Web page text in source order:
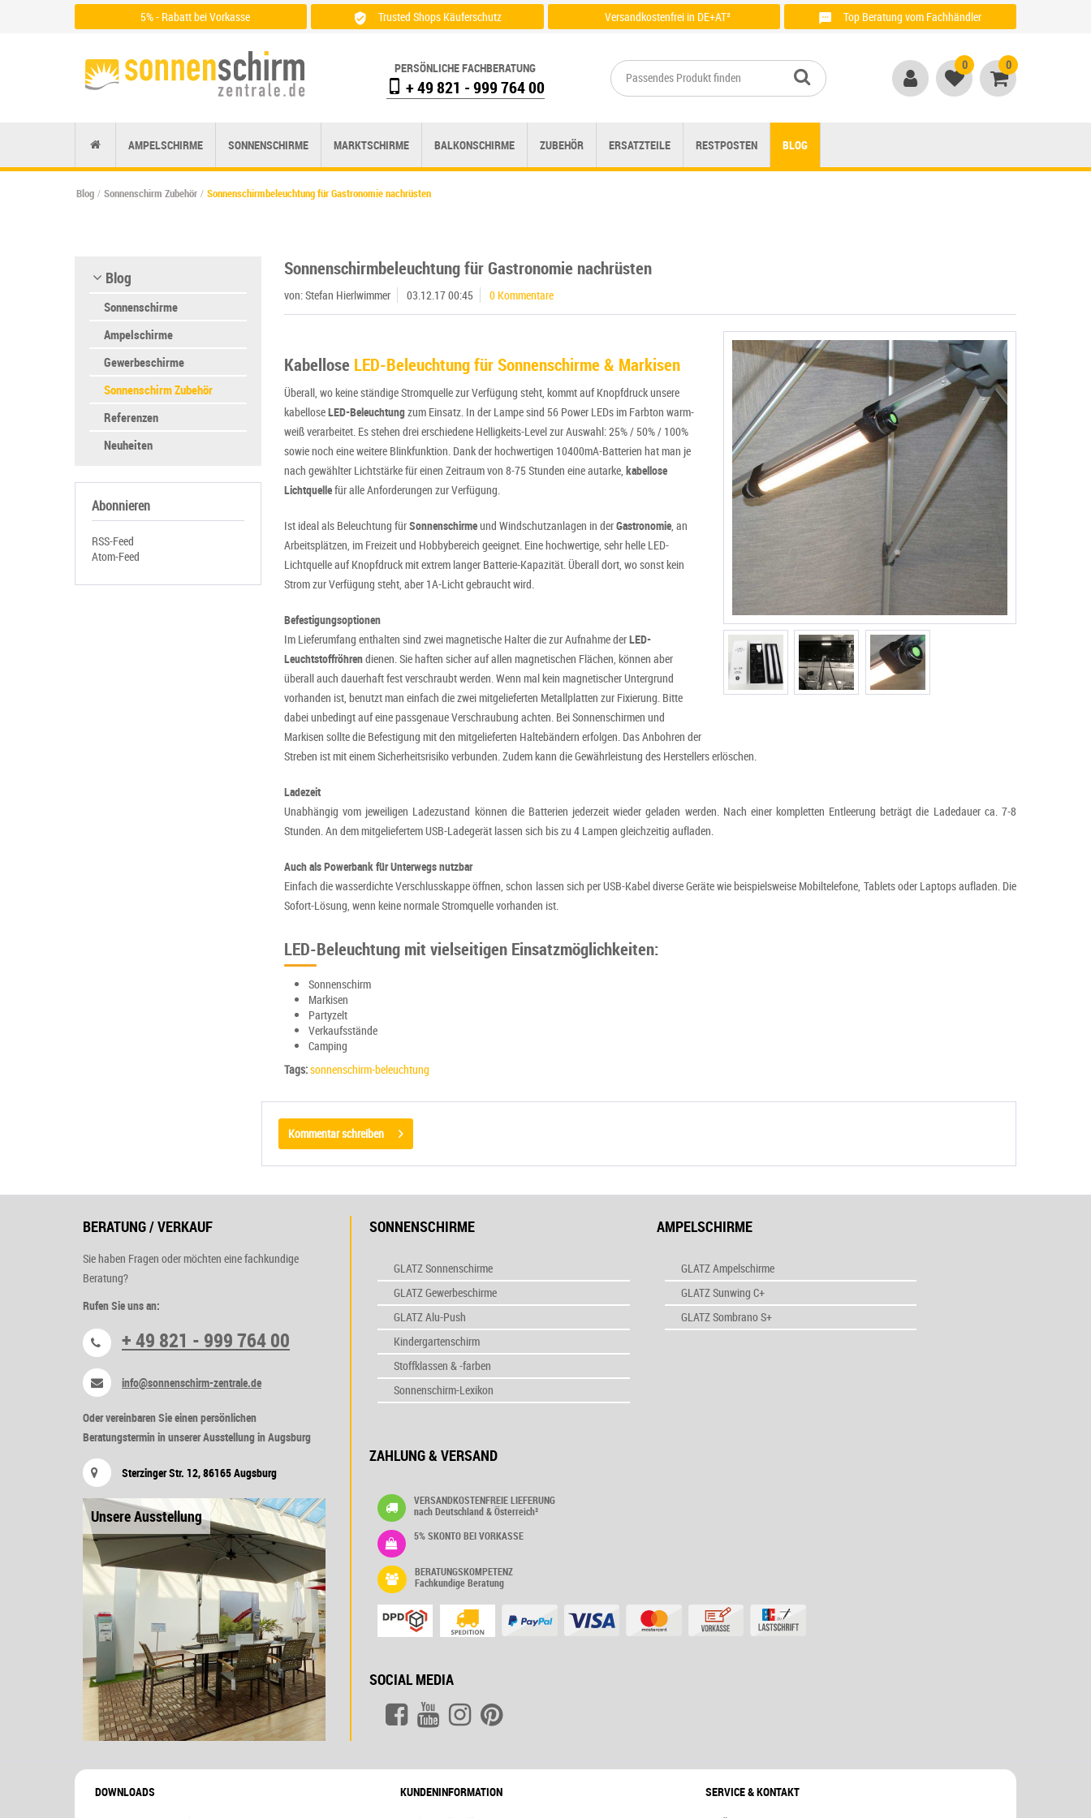
5% - Rabatt bei Vorkasse
Trusted Shops Käuferschutz
Versandkostenfrei in DE+AT²
Top Beratung vom Fachhändler
PERSÖNLICHE FACHBERATUNG
+ 49 821 - 999 764 00
0 0
AMPELSCHIRME SONNENSCHIRME MARKTSCHIRME BALKONSCHIRME ZUBEHÖR ERSATZTEILE RESTPOSTEN BLOG
Blog Sonnenschirm Zubehör Sonnenschirmbeleuchtung für Gastronomie nachrüsten
Blog
Sonnenschirme
Ampelschirme
Gewerbeschirme
Sonnenschirm Zubehör
Referenzen
Neuheiten
Abonnieren
RSS-Feed
Atom-Feed
Sonnenschirmbeleuchtung für Gastronomie nachrüsten
von: Stefan Hierlwimmer 03.12.17 00:45 0 Kommentare
Kabellose LED-Beleuchtung für Sonnenschirme & Markisen
Überall, wo keine ständige Stromquelle zur Verfügung steht, kommt auf Knopfdruck unsere
kabelloseLED-Beleuchtungzum Einsatz. In der Lampe sind 56 Power LEDs im Farbton warm-
weiß verarbeitet. Es stehen drei erschiedene Helligkeits-Level zur Auswahl: 25% / 50% / 100%
sowie noch eine weitere Blinkfunktion. Dank der hochwertigen 10400mA-Batterien hat man je
nach gewählter Lichtstärke für einen Zeitraum von 8-75 Stunden eine autarke, kabellose
Lichtquellefür alle Anforderungen zur Verfügung.
Ist ideal als Beleuchtung fürSonnenschirmeund Windschutzanlagen in derGastronomie, an
Arbeitsplätzen, im Freizeit und Hobbybereich geeignet. Eine hochwertige, sehr helle LED-
Lichtquelle auf Knopfdruck mit extrem langer Batterie-Kapazität. Überall dort, wo sonst kein
Strom zur Verfügung steht, aber 1A-Licht gebraucht wird.
Befestigungsoptionen
Im Lieferumfang enthalten sind zwei magnetische Halter die zur Aufnahme derLED-
Leuchtstoffröhrendienen. Sie haften sicher auf allen magnetischen Flächen, können aber
überall auch dauerhaft fest verschraubt werden. Wenn mal kein magnetischer Untergrund
vorhanden ist, benutzt man einfach die zwei mitgelieferten Metallplatten zur Fixierung. Bitte
dabei unbedingt auf eine passgenaue Verschraubung achten. Bei Sonnenschirmen und
Markisen sollte die Befestigung mit den mitgelieferten Haltebändern erfolgen. Das Anbohren der
Streben ist mit einem Sicherheitsrisiko verbunden. Zudem kann die Gewährleistung des Herstellers erlöschen.
Ladezeit
Unabhängig vom jeweiligen Ladezustand können die Batterien jederzeit wieder geladen werden. Nach einer kompletten Entleerung beträgt die Ladedauer ca. 7-8
Stunden. An dem mitgeliefertem USB-Ladegerät lassen sich bis zu 4 Lampen gleichzeitig aufladen.
Auch als Powerbank für Unterwegs nutzbar
Einfach die wasserdichte Verschlusskappe öffnen, schon lassen sich per USB-Kabel diverse Geräte wie beispielsweise Mobiltelefone, Tablets oder Laptops aufladen. Die
Sofort-Lösung, wenn keine normale Stromquelle vorhanden ist.
LED-Beleuchtung mit vielseitigen Einsatzmöglichkeiten:
Sonnenschirm
Markisen
Partyzelt
Verkaufsstände
Camping
Tags:sonnenschirm-beleuchtung
Kommentar schreiben
BERATUNG / VERKAUF
Sie haben Fragen oder möchten eine fachkundige
Beratung?
Rufen Sie uns an:
+ 49 821 - 999 764 00
info@sonnenschirm-zentrale.de
Oder vereinbaren Sie einen persönlichen
Beratungstermin in unserer Ausstellung in Augsburg
Sterzinger Str. 12, 86165 Augsburg
Unsere Ausstellung
SONNENSCHIRME
GLATZ Sonnenschirme
GLATZ Gewerbeschirme
GLATZ Alu-Push
Kindergartenschirm
Stoffklassen & -farben
Sonnenschirm-Lexikon
AMPELSCHIRME
GLATZ Ampelschirme
GLATZ Sunwing C+
GLATZ Sombrano S+
ZAHLUNG & VERSAND
VERSANDKOSTENFREIE LIEFERUNG
nach Deutschland & Österreich²
5% SKONTO BEI VORKASSE
BERATUNGSKOMPETENZ
Fachkundige Beratung
SOCIAL MEDIA
DOWNLOADS KUNDENINFORMATION SERVICE & KONTAKT